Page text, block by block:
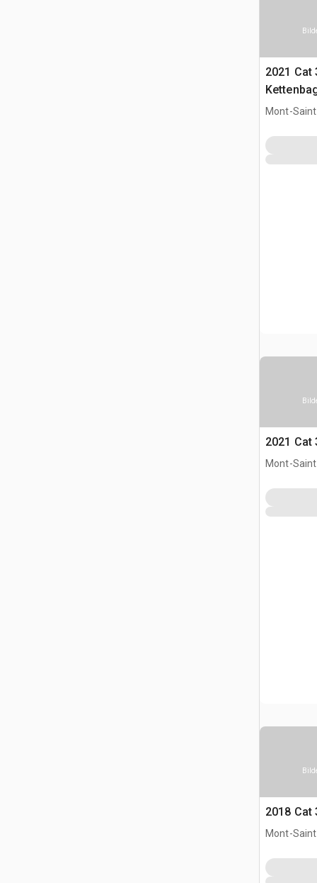
2021 Cat
Mont-
2021 Cat
Mont-
2018 Cat
Mont-